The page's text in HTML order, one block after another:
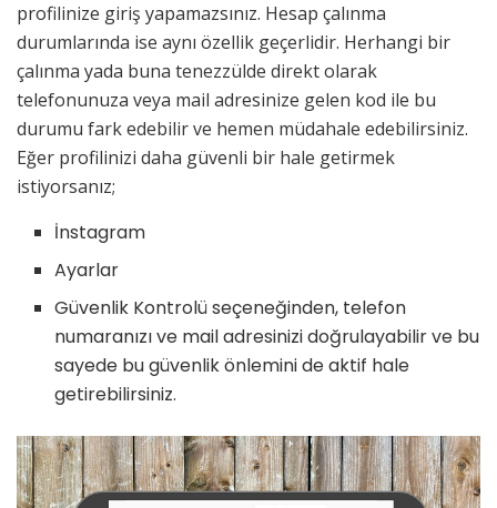
profilinize giriş yapamazsınız. Hesap çalınma
durumlarında ise aynı özellik geçerlidir. Herhangi bir
çalınma yada buna tenezzülde direkt olarak
telefonunuza veya mail adresinize gelen kod ile bu
durumu fark edebilir ve hemen müdahale edebilirsiniz.
Eğer profilinizi daha güvenli bir hale getirmek
istiyorsanız;
İnstagram
Ayarlar
Güvenlik Kontrolü seçeneğinden, telefon
numaranızı ve mail adresinizi doğrulayabilir ve bu
sayede bu güvenlik önlemini de aktif hale
getirebilirsiniz.